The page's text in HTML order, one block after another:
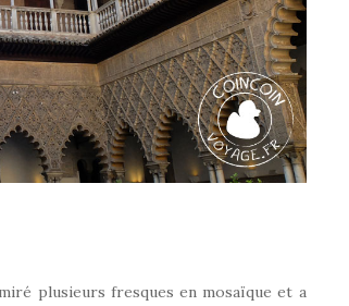
plusieurs fresques en mosaïque et a